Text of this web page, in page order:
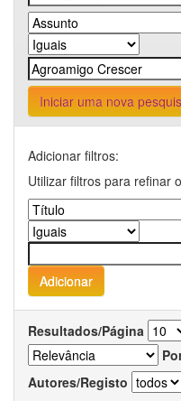
Iniciar uma nova
Adicionar filtros:
Utilizar filtros para refinar
Resultados/Página
Autores/Registo